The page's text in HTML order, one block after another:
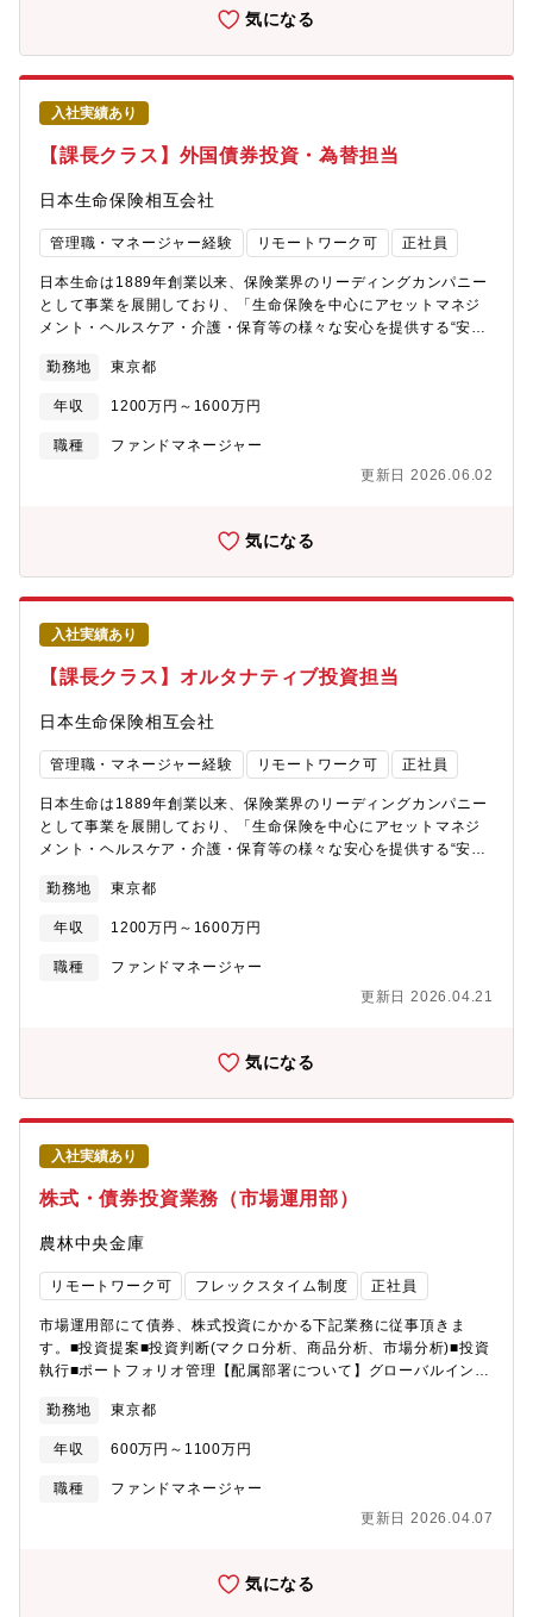
情勢の影響を大きく受けるため、専門的な知識と高度な分析力を
持つ人材が不可欠です。経済の変化が激しい今日において、顧客
のニーズに応えるためには、柔軟かつ先進的な運用戦略の構築が
求められます。そのため、意欲的で想像力豊かな人材を積極的に
募集しています。【職務概要】・入社初期は資金証券部にて下記
の業務を担当していただきます。・中長期的には資産運用部門で
のジョブローテーションを予定しております。 ただし、資産運
用部門のみならず、希望や適性等に応じた幅広いキャリアパスも
ございます。＜業務例＞‐マーケットデータや経済指標を基にした
金利分析・評価／金利見通し策定■組織概要・資金証券部：25名
（2025年4月現在）【特徴・魅力】◎安定した企業基盤：当社
は、国内保険業界で長い歴史を持ち、安定した財務基盤を確立し
ています。安心感と信頼性のもと、社会的責任を果たしながら資
産運用に携わることができます。◎専門家との連携：当社グルー
プの多様な専門家と協力しながら、運用戦略の策定を行うことが
る環境が整っています。専門知識を持つ同僚と情報共有や活発な
できます。◎キャリアパスの多様性：豊富な経験を積むことで、
国内債券運用のみならず、海外債券や株式運用、リスク管理など
魅力】■安定した事業基盤 日系最大手の保険会社として、盤石な
耕、グループ事業の強化・多角化、 運用力強化・事業効率化に
取り組んでおり、更なる事業成長に向け、積極的な 中途採用を
行っております。■働きやすい環境・フレッシュアップデー（ノー
残業でー）や、 充実の休暇制度、フレックスタイム制度や在宅
勤務等、 ライフスタイルを支える様々な制度がございます。※
平均勤続年数13.8年（男性17.2年/女性12.3年）■やりがいのある
環境社内プロジェクトも多数動いており、若手が主担当を担うこ
とも多く、裁量を持ち取り組むことのできる環境です。
気になる
入社実績あり
【課長クラス】外国債券投資・為替担当
日本生命保険相互会社
管理職・マネージャー経験 リモートワーク可 正社員
日本生命は1889年創業以来、保険業界のリーディングカンパニー
として事業を展開しており、「生命保険を中心にアセットマネジ
メント・ヘルスケア・介護・保育等の様々な安心を提供する“安心
掲げています。新中期経営計画（2024-2026）では、「中長期的
な成長角度の引き上げに向け、販売業績・新たな収益軸の拡大を
加速し、グループ経営を強力に推進する3年間」と位置づけ、各戦
略を推進するにあたり、組織を強化しています。【採用背景】当
推進しています。その中でも外国国債は、流動性と収益性の両面
用に加え、モデルを活用したタクティカルな運用も強化していま
す。また、外国為替については社債やオルタナティブ投資等も含
めて全社的な為替リスクを統合的に管理しており、自身の相場勘
に基づくポジションテイク、定量的なモデル運用の双方を推進し
ています。これまでに外国債券もしくは外国為替領域で豊富な実
務経験があり、その経験をいかして、当社の外国債券・為替運用
における収益拡大・運用の高度化に貢献したい意欲ある方を募集
します。【職務概要】・外国債券班、外国為替班の統括として、
国際投資部にて下記の業務を担当していただきます。・中長期的
には資産運用部門でのジョブローテーションを予定しておりま
す。 ただし、資産運用部門のみならず、希望や適性等に応じた
幅広いキャリアパスもございます。＜業務例＞・各国のマクロ経
済・金融政策・金利動向等の分析に基づく外国国債・外国為替の
投資方針策定・外国債券（主に国債）のポートフォリオ運用（売
買執行を含む）・全社の為替リスクの一元管理・取引執行・外国
部：31名（2025年11月現在）【特徴・魅力】・幅広い運用資産
資産運用領域で幅広いキャリア形成が可能です。・マクロ経済、
金融政策、地政学の動向など、世界中で発生している事象を常に
分散投資に関する高い専門性と投資判断能力、語学力等の伸長が
社として、盤石な事業基盤を保有。 更なる成長戦略として、国
内保険市場の深耕、グループ事業の強化・多角化、 運用力強
化・事業効率化に取り組んでおり、更なる事業成長に向け、積極
的な 中途採用を行っております。■働きやすい環境・フレッシュ
アップデー（ノー残業でー）や、 充実の休暇制度、フレックス
タイム制度や在宅勤務等、 ライフスタイルを支える様々な制度
がございます。※平均勤続年数13.8年（男性17.2年/女性12.3年）
■やりがいのある環境社内プロジェクトも多数動いており、若手が
主担当を担うことも多く、裁量を持ち取り組むことのできる環境
です。
勤務地 東京都
年収 1200万円～1600万円
職種
ファンドマネージャー
更新日 2026.06.02
気になる
入社実績あり
【課長クラス】オルタナティブ投資担当
日本生命保険相互会社
管理職・マネージャー経験 リモートワーク可 正社員
日本生命は1889年創業以来、保険業界のリーディングカンパニー
として事業を展開しており、「生命保険を中心にアセットマネジ
メント・ヘルスケア・介護・保育等の様々な安心を提供する“安心
掲げています。新中期経営計画（2024-2026）では、「中長期的
な成長角度の引き上げに向け、販売業績・新たな収益軸の拡大を
加速し、グループ経営を強力に推進する3年間」と位置づけ、各戦
略を推進するにあたり、組織を強化しています。【採用背景】当
るために、オルタナティブ投資領域の強化を戦略的に進めており
トクレジットなどのファンドにおける投資運用の実務経験、当社
オルタナティブ投資領域の拡大・高度化に貢献したい意欲を持つ
人材を募集しております。【職務概要】・入社初期はニッセイア
セットマネジメント株式会社に出向していただき、金融投資部に
て以下の業務を担当していただきます。・中長期的には資産運用
部門でのジョブローテーションを予定しております。 ただし、
資産運用部門のみならず、希望や適性等に応じた幅広いキャリア
パスもございます。＜業務例＞－ オルタナティブ資産（不動産、
インフラ、プライベートエクイティ、プライベートクレジットな
ど）や、デリバティブを活用した仕組商品に関する市場調査、投
資機会の発掘－ 投資方針の策定、関係者との調整協議や報告業
務、投資家（日本生命およびグループ会社等）へのレポーティン
グ－ 運用者やファンドのデューデリジェンス、評価・選定および
モニタリング【組織概要】・金融投資部：40名（2025年4月現
在）【特徴・魅力】・生命保険という安定的な基盤を持つ当社
期変動に左右されない本質的な投資価値を追求できます。・オル
でき、専門性を高めながらキャリア形成が可能です。【企業魅
力】■安定した事業基盤 日系最大手の保険会社として、盤石な事
グループ事業の強化・多角化、 運用力強化・事業効率化に取り
ております。■働きやすい環境・フレッシュアップデー（ノー残業
でー）や、 充実の休暇制度、フレックスタイム制度や在宅勤務
勤務地 東京都
年収 1200万円～1600万円
職種
ファンドマネージャー
更新日 2026.04.21
気になる
入社実績あり
株式・債券投資業務（市場運用部）
農林中央金庫
リモートワーク可 フレックスタイム制度 正社員
市場運用部にて債券、株式投資にかかる下記業務に従事頂きま
す。■投資提案■投資判断(マクロ分析、商品分析、市場分析)■投資
執行■ポートフォリオ管理【配属部署について】グローバルインベ
プ 計20名株式(ファンド運用)4～5名債券(欧米、エマージング
等)12名※ご希望やご経験に応じていずれかへの配属となります。
【具体的業務】■債券チーム債券投資につきマクロ経済/金融政策/
政治/財政/地政学/需給/市場 等の観点から定性的・定量的に分析
スク管理部とクオンツ業務、モデル開発等にも従事いただく可能
分析に従事いただきます。フロント担当者として、アクティブや
クオンツ等の個別ファンド、または株式ポートフォリオ全体のパ
勤務地 東京都
年収 600万円～1100万円
職種
ファンドマネージャー
更新日 2026.04.07
気になる